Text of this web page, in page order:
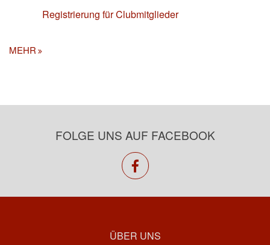
Registrierung für Clubmitglieder
MEHR
FOLGE UNS AUF FACEBOOK
facebook
ÜBER UNS